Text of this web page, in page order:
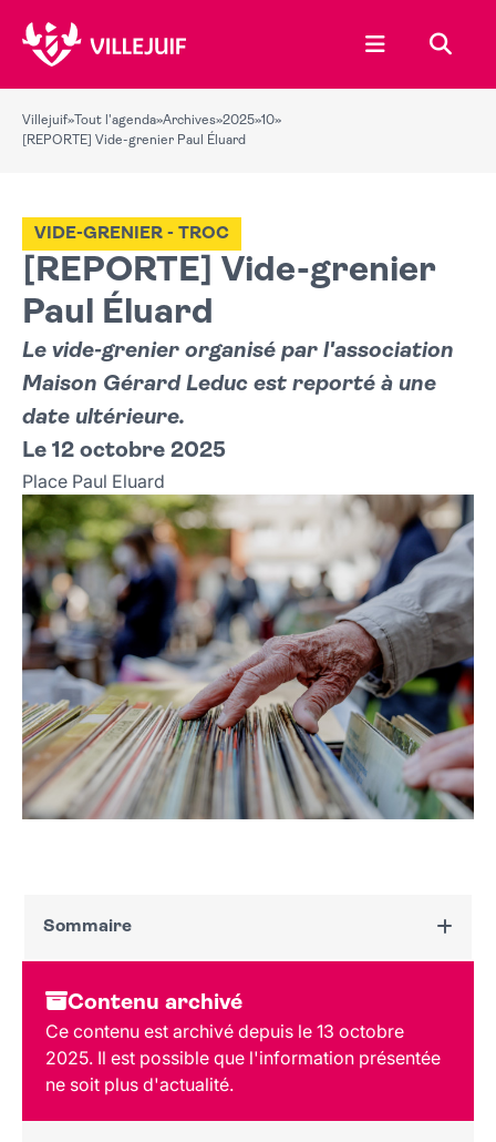
Ouvrir le
Villejuif» Tout l'agenda»Archives»2025»10»
[REPORTE] Vide-grenier Paul Éluard
[REPORTE] Vide-grenier
Paul Éluard
VIDE-GRENIER - TROC
Le vide-grenier organisé par l'association
Maison Gérard Leduc est reporté à une
date ultérieure.
Le 12 octobre 2025
Place Paul Eluard
Sommaire
Dates et horaires
Au programme
Tarif et réservation
Lieu et contact
Contenu archivé
Ce contenu est archivé depuis le 13 octobre
2025. Il est possible que l'information présentée
ne soit plus d'actualité.